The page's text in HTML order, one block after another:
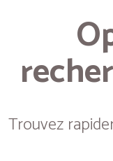
Trouvez